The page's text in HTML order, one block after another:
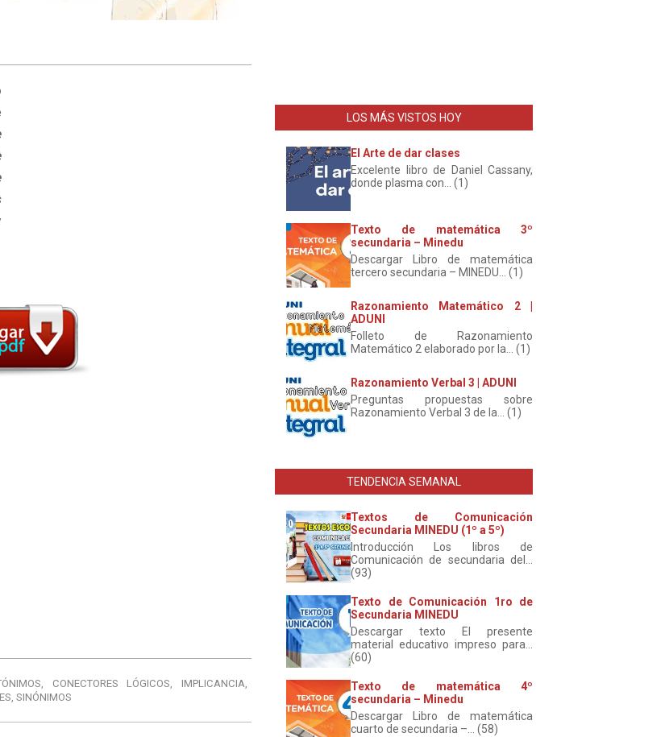
, CONECTORES LÓGICOS, IMPLICANCIA,
, SINÓNIMOS
LOS MÁS VISTOS HOY
El Arte de dar clases
Excelente libro de Daniel Cassany,
donde plasma con... (1)
Texto de matemática 3º
secundaria – Minedu
Descargar Libro de matemática
tercero secundaria – MINEDU... (1)
Razonamiento Matemático 2 |
ADUNI
Folleto de Razonamiento
Matemático 2 elaborado por la... (1)
Razonamiento Verbal 3 | ADUNI
Preguntas propuestas sobre
Razonamiento Verbal 3 de la... (1)
TENDENCIA SEMANAL
Textos de Comunicación
Secundaria MINEDU (1º a 5º)
Introducción Los libros de
Comunicación de secundaria del...
(93)
Texto de Comunicación 1ro de
Secundaria MINEDU
Descargar texto El presente
material educativo impreso para...
(60)
Texto de matemática 4º
secundaria – Minedu
Descargar Libro de matemática
cuarto de secundaria –... (58)